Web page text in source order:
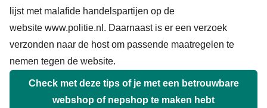
lijst met malafide handelspartijen op de
website www.politie.nl . Daarnaast is er een verzoek
verzonden naar de host om passende maatregelen te
nemen tegen de website.
Check met deze tips of je met een betrouwbare
webshop of nepshop te maken hebt